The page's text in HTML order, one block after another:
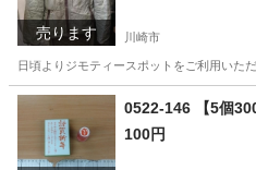
売ります 川崎市
日頃よりジモティースポットをご利用い
神奈川 川崎市 服/ファッション
0522-146 【5個
100円